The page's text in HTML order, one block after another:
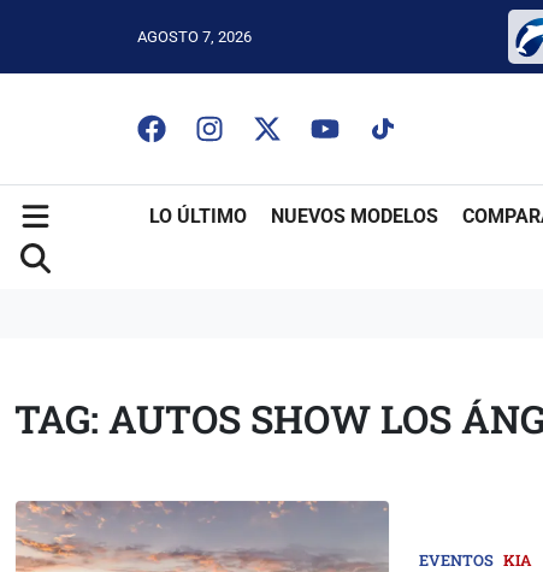
AGOSTO 7, 2026
LO ÚLTIMO NUEVOS MODELOS
TAG: AUTOS SHOW LOS
EVENTOS KIA